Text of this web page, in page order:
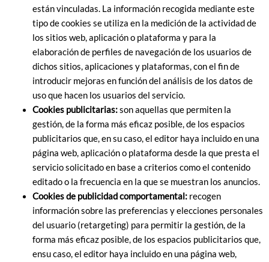
están vinculadas. La información recogida mediante este
tipo de cookies se utiliza en la medición de la actividad de
los sitios web, aplicación o plataforma y para la
elaboración de perfiles de navegación de los usuarios de
dichos sitios, aplicaciones y plataformas, con el fin de
introducir mejoras en función del análisis de los datos de
uso que hacen los usuarios del servicio.
Cookies publicitarias:son aquellas que permiten la
gestión, de la forma más eficaz posible, de los espacios
publicitarios que, en su caso, el editor haya incluido en una
página web, aplicación o plataforma desde la que presta el
servicio solicitado en base a criterios como el contenido
editado o la frecuencia en la que se muestran los anuncios.
Cookies de publicidad comportamental:recogen
información sobre las preferencias y elecciones personales
del usuario (retargeting) para permitir la gestión, de la
forma más eficaz posible, de los espacios publicitarios que,
ensu caso, el editor haya incluido en una página web,